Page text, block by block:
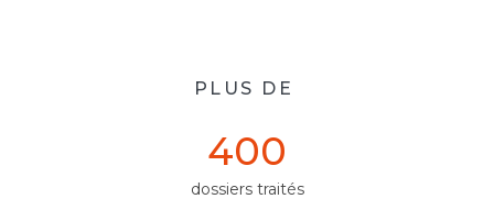
PLUS DE
dossiers traités
400